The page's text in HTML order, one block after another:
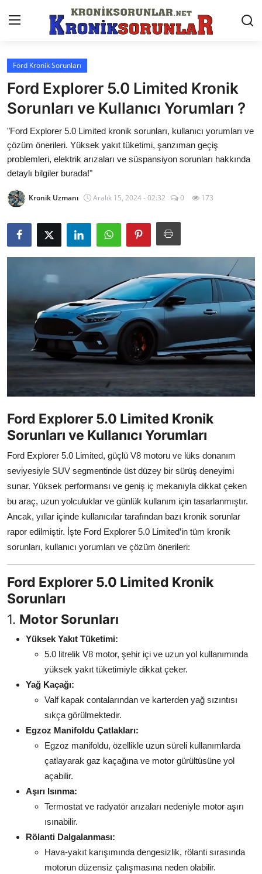
Anasayfa
Markalar
İletişim
Trafik & Cezalar
Sigorta & Kasko
Vergi & ÖTV & MTV
Muayene & Ruhsat
Sorgulamalar
İkinci El & Alım-Satım
Bakım & Arıza Çözümleri
Elektrikli & Hibrit
Kiralama & Filo
Yağlar & Sıvılar
LPG & Yakıt
Elektrik & Akü
Klima & Konfor
Aydınlatma & Görüş
Şanzıman & Aktarma
Dizel Sistemler
Multimedya & Elektronik
Ford Kronik Sorunları
Ford Explorer 5.0 Limited Kronik
Sorunları ve Kullanıcı Yorumları ?
"Ford Explorer 5.0 Limited kronik sorunları, kullanıcı yorumları ve
çözüm önerileri. Yüksek yakıt tüketimi, şanzıman geçiş
problemleri, elektrik arızaları ve süspansiyon sorunları hakkında
detaylı bilgiler burada!"
Kronik Uzmanı Aralık 15, 2024 - 02:32 0 173
Ford Explorer 5.0 Limited Kronik
Sorunları ve Kullanıcı Yorumları
Ford Explorer 5.0 Limited, güçlü V8 motoru ve lüks donanım
seviyesiyle SUV segmentinde üst düzey bir sürüş deneyimi
sunar. Yüksek performansı ve geniş iç mekanıyla dikkat çeken
bu araç, uzun yolculuklar ve günlük kullanım için tasarlanmıştır.
Ancak, yıllar içinde kullanıcılar tarafından bazı kronik sorunlar
rapor edilmiştir. İşte Ford Explorer 5.0 Limited’in tüm kronik
sorunları, kullanıcı yorumları ve çözüm önerileri:
Ford Explorer 5.0 Limited Kronik
Sorunları
1. Motor Sorunları
Yüksek Yakıt Tüketimi:
5.0 litrelik V8 motor, şehir içi ve uzun yol kullanımında
yüksek yakıt tüketimiyle dikkat çeker.
Yağ Kaçağı:
Valf kapak contalarından ve karterden yağ sızıntısı
sıkça görülmektedir.
Egzoz Manifoldu Çatlakları:
Egzoz manifoldu, özellikle uzun süreli kullanımlarda
çatlayarak gaz kaçağına ve motor gürültüsüne yol
açabilir.
Aşırı Isınma:
Termostat ve radyatör arızaları nedeniyle motor aşırı
ısınabilir.
Rölanti Dalgalanması:
Hava-yakıt karışımında dengesizlik, rölanti sırasında
motorun düzensiz çalışmasına neden olabilir.